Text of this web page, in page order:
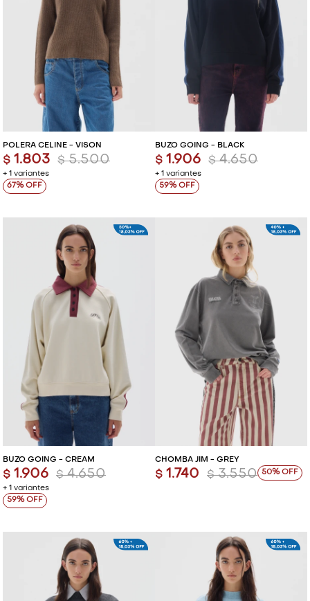
POLERA CELINE - VISON
+ 1 variantes
$ 1.803 $ 5.500
67
BUZO GOING - BLACK
+ 1 variantes
$ 1.906 $ 4.650
59
BUZO GOING - CREAM
+ 1 variantes
$ 1.906 $ 4.650
59
CHOMBA JIM - GREY
$ 1.740 $ 3.550 50